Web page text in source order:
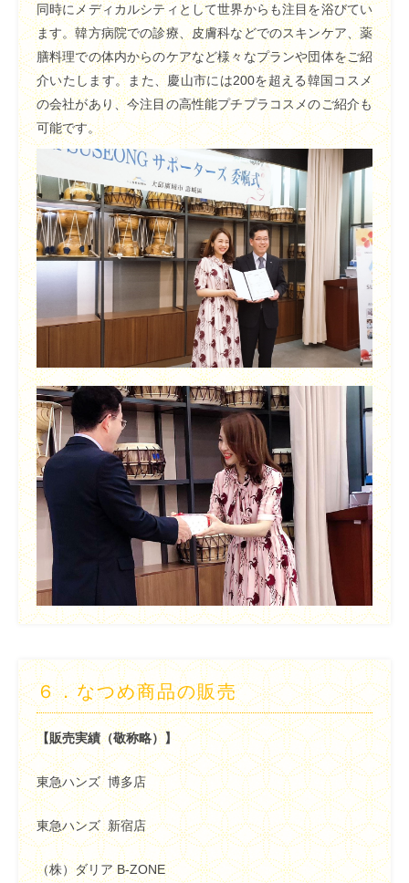
同時にメディカルシティとして世界からも注目を浴びてい
ます。韓方病院での診療、皮膚科などでのスキンケア、薬
膳料理での体内からのケアなど様々なプランや団体をご紹
介いたします。また、慶山市には200を超える韓国コスメ
の会社があり、今注目の高性能プチプラコスメのご紹介も
可能です。
６．なつめ商品の販売
【販売実績（敬称略）】
東急ハンズ 博多店
東急ハンズ 新宿店
（株）ダリアB-ZONE